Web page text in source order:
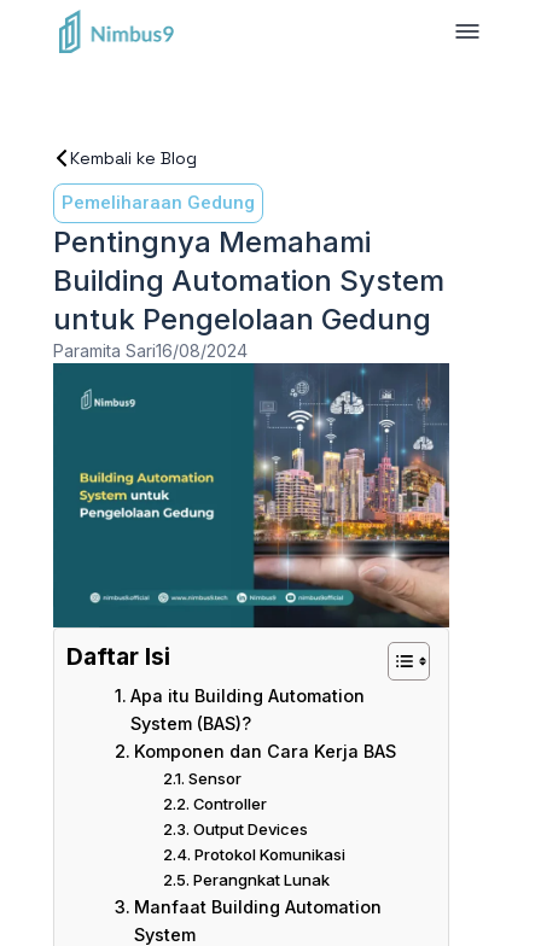
Kembali ke Blog
Pemeliharaan Gedung
Pentingnya Memahami
Building Automation System
untuk Pengelolaan Gedung
Paramita Sari16/08/2024
Daftar Isi
Apa itu Building Automation
System (BAS)?
Komponen dan Cara Kerja BAS
Sensor
Controller
Output Devices
Protokol Komunikasi
Perangnkat Lunak
Manfaat Building Automation
System